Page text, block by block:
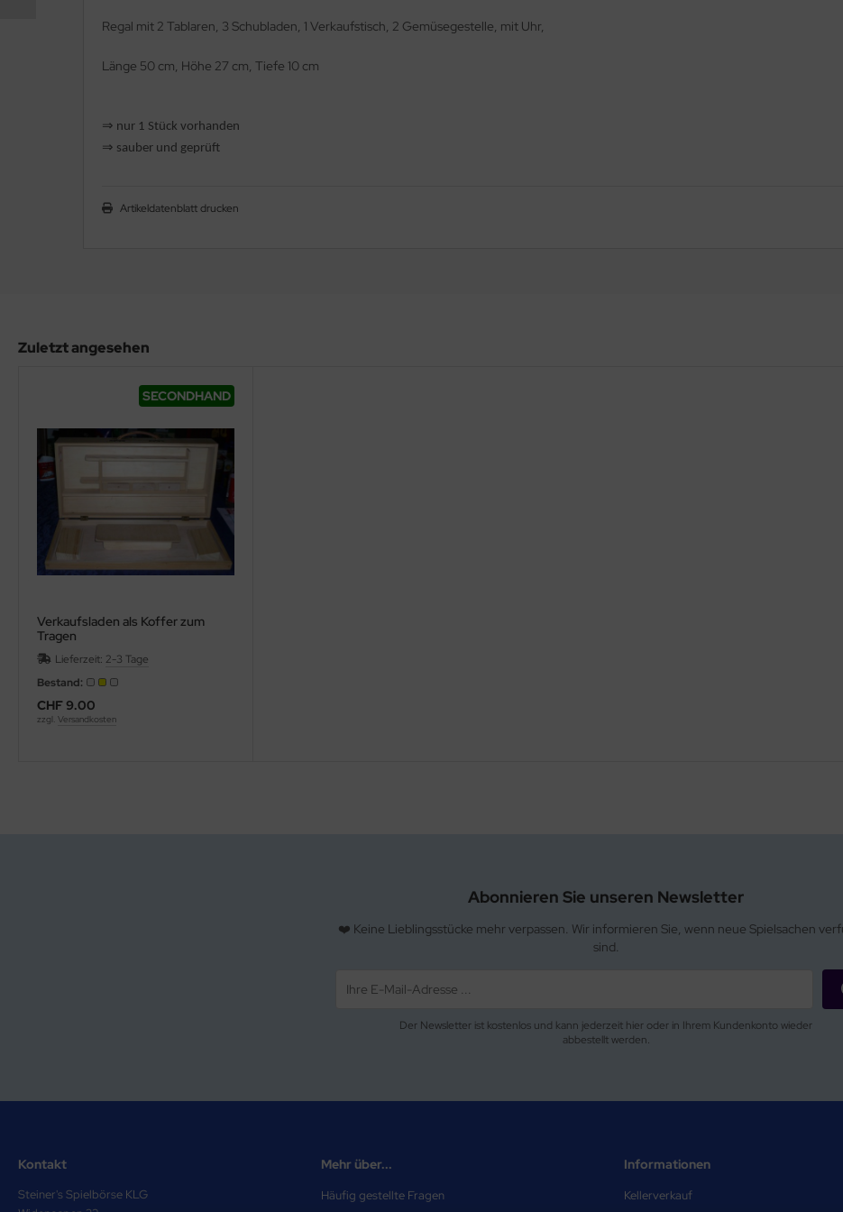
Regal mit 2 Tablaren, 3 Schubladen, 1 Verkaufstisch, 2 Gemüsegestelle, mit Uhr,
Länge 50 cm, Höhe 27 cm, Tiefe 10 cm
⇒ nur 1 Stück vorhanden
⇒ sauber und geprüft
Artikeldatenblatt drucken
Zuletzt angesehen
SECONDHAND
Verkaufsladen als Koffer zum
Tragen
Lieferzeit: 2-3 Tage
Bestand:
CHF 9.00
zzgl. Versandkosten
Abonnieren Sie unseren Newsletter
❤️ Keine Lieblingsstücke mehr verpassen. Wir informieren Sie, wenn neue Spielsachen
sind.
Der Newsletter ist kostenlos und kann jederzeit hier oder in Ihrem Kundenkonto wieder
abbestellt werden.
Kontakt
Steiner's Spielbörse KLG
Mehr über...
Häufig gestellte Fragen
Informationen
Kellerverkauf